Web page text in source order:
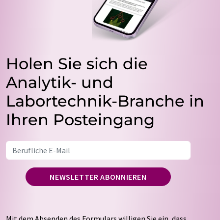
Holen Sie sich die
Analytik- und
Labortechnik-Branche in
Ihren Posteingang
NEWSLETTER ABONNIEREN